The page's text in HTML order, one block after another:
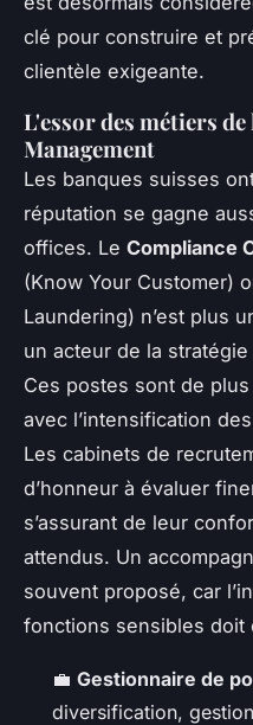
clé pour construire et
clientèle exigeante.
L'essor des métiers
Management
Les banques suisses
réputation se gagne
offices. Le Compliance
(Know Your Customer)
Laundering) n’est plus
un acteur de la
Ces postes sont de
avec l’intensification
Les cabinets de
d’honneur à évaluer
s’assurant de leur
attendus. Un
souvent proposé, car
fonctions sensibles doit
💼 Gestionnaire de
diversification,